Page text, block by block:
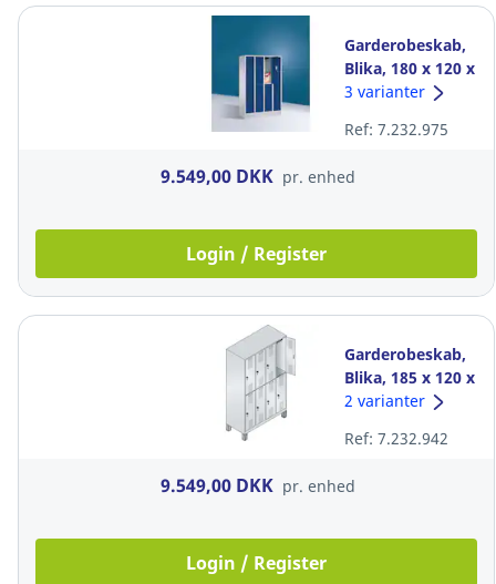
Garderobeskab,
Blika, 180 x 120 x
50 cm, med base,
3 varianter
Ref: 7.232.975
9.549,00 DKK pr. enhed
Login / Register
Garderobeskab,
Blika, 185 x 120 x
50 cm, 8 rum
2 varianter
Ref: 7.232.942
9.549,00 DKK pr. enhed
Login / Register